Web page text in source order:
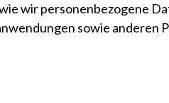
wir personenbezogene
sowie